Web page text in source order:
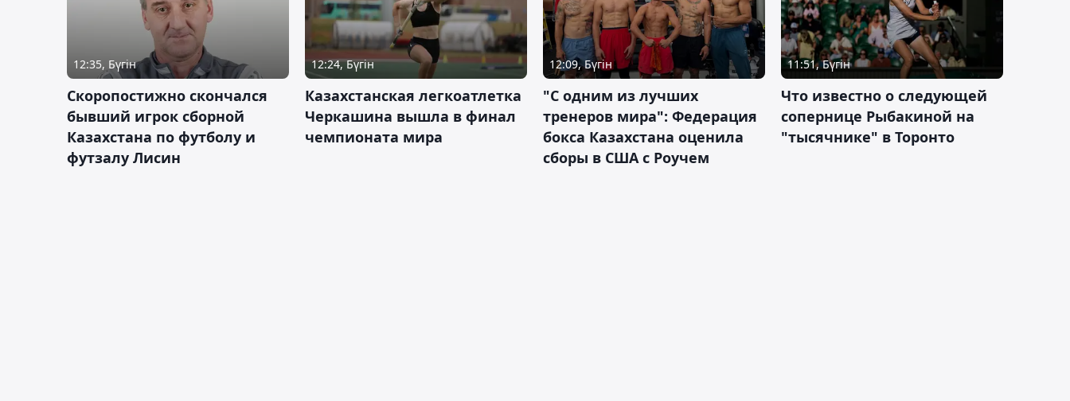
12:35, Бүгін
Скоропостижно скончался
бывший игрок сборной
Казахстана по футболу и
футзалу Лисин
12:24, Бүгін
Казахстанская легкоатлетка
Черкашина вышла в финал
чемпионата мира
12:09, Бүгін
"С одним из лучших
тренеров мира": Федерация
бокса Казахстана оценила
сборы в США с Роучем
11:51, Бүгін
Что известно о следующей
сопернице Рыбакиной на
"тысячнике" в Торонто